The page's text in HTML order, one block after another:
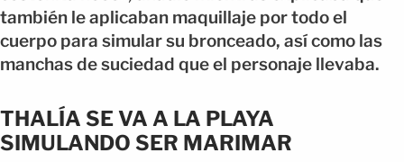
también le aplicaban maquillaje por todo el
cuerpo para simular su bronceado, así como las
manchas de suciedad que el personaje llevaba.
THALÍA SE VA A LA PLAYA
SIMULANDO SER MARIMAR